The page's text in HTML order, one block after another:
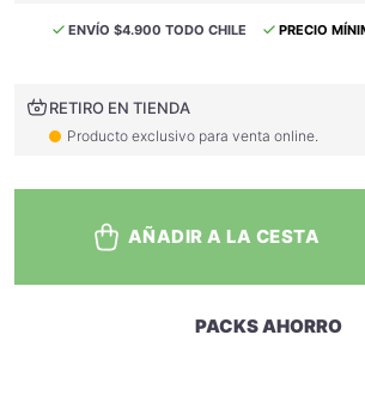
ENVÍO $4.900 TODO CHILE PRECIO
RETIRO EN TIENDA
Producto exclusivo para venta online.
AÑADIR A LA CESTA
PACKS AHORRO